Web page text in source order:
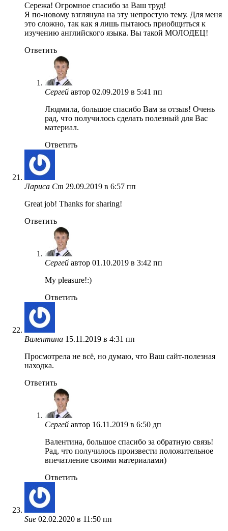
Сережа! Огромное спасибо за Ваш труд!
Я по-новому взглянула на эту непростую тему. Для меня
это сложно, так как я лишь пытаюсь приобщиться к
изучению английского языка. Вы такой МОЛОДЕЦ!
Ответить
Сергей автор 02.09.2019 в 5:41 пп
Людмила, большое спасибо Вам за отзыв! Очень
рад, что получилось сделать полезный для Вас
материал.
Ответить
Лариса Ст 29.09.2019 в 6:57 пп
Great job! Thanks for sharing!
Ответить
Сергей автор 01.10.2019 в 3:42 пп
My pleasure!:)
Ответить
Валентина 15.11.2019 в 4:31 пп
Просмотрела не всё, но думаю, что Ваш сайт-полезная
находка.
Ответить
Сергей автор 16.11.2019 в 6:50 дп
Валентина, большое спасибо за обратную связь!
Рад, что получилось произвести положительное
впечатление своими материалами)
Ответить
Sue 02.02.2020 в 11:50 пп